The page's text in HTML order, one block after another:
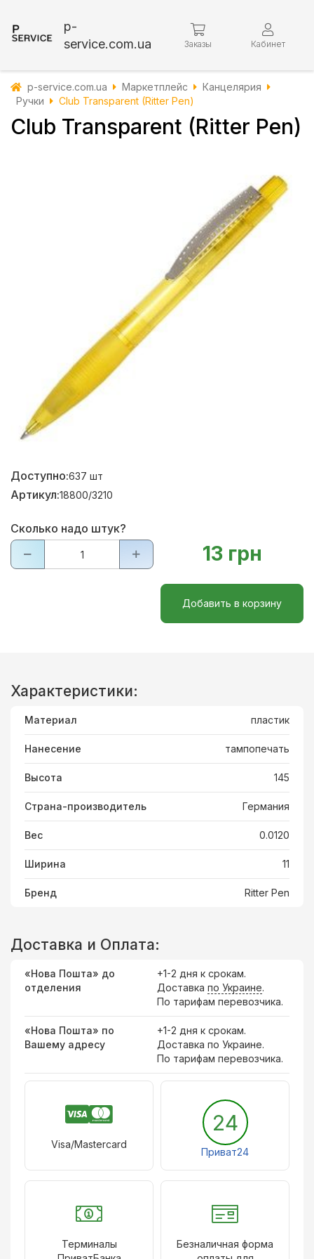
p-
service.com.ua
Заказы Кабинет
p-service.com.ua Маркетплейс
Канцелярия
Ручки
Club Transparent (Ritter Pen)
Club Transparent (Ritter Pen)
Доступно:637 шт
Артикул:18800/3210
Сколько надо штук?
13 грн
Добавить в корзину
Характеристики:
Материал пластик
Нанесение тампопечать
Высота 145
Страна-производитель Германия
Вес 0.0120
Ширина 11
Бренд Ritter Pen
Доставка и Оплата:
«Нова Пошта» до
отделения
+1-2 дня к срокам.
Доставка по Украине.
По тарифам перевозчика.
«Нова Пошта» по
Вашему адресу
+1-2 дня к срокам.
Доставка по Украине.
По тарифам перевозчика.
Visa/Mastercard
24
Приват24
Терминалы
Безналичная форма